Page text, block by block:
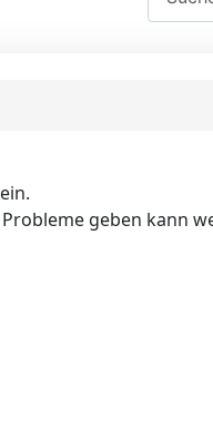
geben kann